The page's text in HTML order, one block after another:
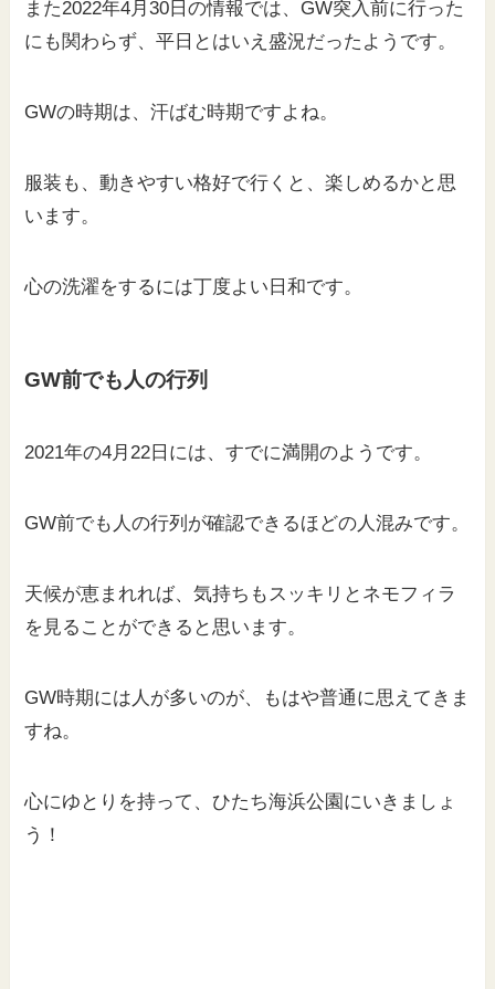
また2022年4月30日の情報では、GW突入前に行った
にも関わらず、平日とはいえ盛況だったようです。
GWの時期は、汗ばむ時期ですよね。
服装も、動きやすい格好で行くと、楽しめるかと思
います。
心の洗濯をするには丁度よい日和です。
GW前でも人の行列
2021年の4月22日には、すでに満開のようです。
GW前でも人の行列が確認できるほどの人混みです。
天候が恵まれれば、気持ちもスッキリとネモフィラ
を見ることができると思います。
GW時期には人が多いのが、もはや普通に思えてきま
すね。
心にゆとりを持って、ひたち海浜公園にいきましょ
う！